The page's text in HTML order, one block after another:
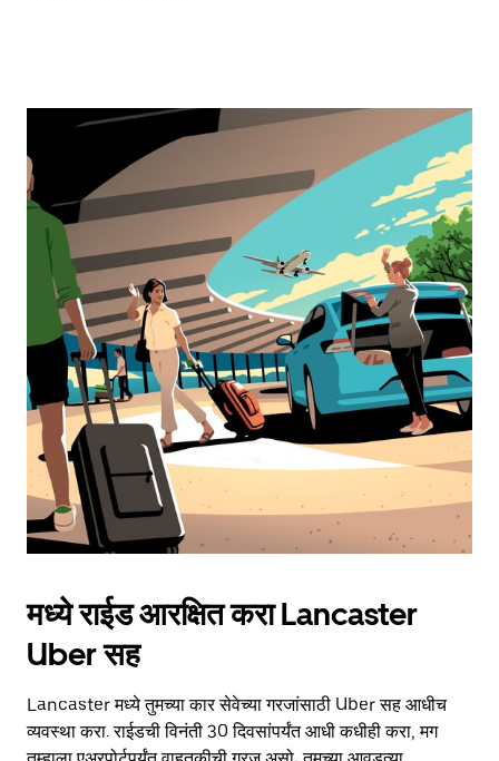
मध्ये राईड आरक्षित करा Lancaster
Uber सह
Lancaster मध्ये तुमच्या कार सेवेच्या गरजांसाठी Uber सह आधीच
व्यवस्था करा. राईडची विनंती 30 दिवसांपर्यंत आधी कधीही करा, मग